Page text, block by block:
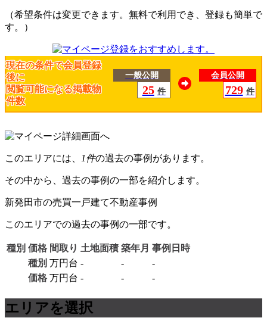
（希望条件は変更できます。無料で利用でき、登録も簡単で
す。）
現在の条件で会員登録
後に
閲覧可能になる掲載物
件数
一般公開
25 件
会員公開
729 件
このエリアには、 1件の過去の事例があります。
その中から、過去の事例の一部を紹介します。
新発田市の売買一戸建て不動産事例
このエリアでの過去の事例の一部です。
種別 価格 間取り 土地面積 築年月 事例日時
種別 万円台 - -
-
価格 万円台 - - -
エリアを選択